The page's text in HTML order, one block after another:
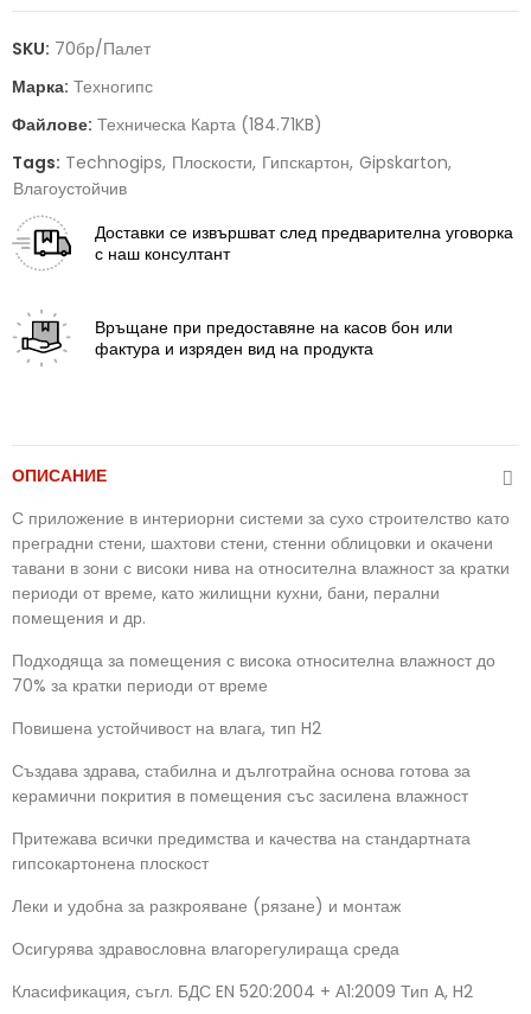
SKU: 70бр/палет
Марка: Техногипс
Файлове: Техническа Карта (184.71KB)
Tags: Technogips Плоскости Гипскартон Gipskarton
Влагоустойчив
Доставки се извършват след предварителна уговорка
с наш консултант
Връщане при предоставяне на касов бон или
фактура и изряден вид на продукта
ОПИСАНИЕ
С приложение в интериорни системи за сухо строителство като
преградни стени, шахтови стени, стенни облицовки и окачени
тавани в зони с високи нива на относителна влажност за кратки
периоди от време, като жилищни кухни, бани, перални
помещения и др.
Подходяща за помещения с висока относителна влажност до
70% за кратки периоди от време
Повишена устойчивост на влага, тип H2
Създава здрава, стабилна и дълготрайна основа готова за
керамични покрития в помещения със засилена влажност
Притежава всички предимства и качества на стандартната
гипсокартонена плоскост
Леки и удобна за разкрояване (рязане) и монтаж
Осигурява здравословна влагорегулираща среда
Класификация, съгл. БДС EN 520:2004 + А1:2009 Тип A, H2